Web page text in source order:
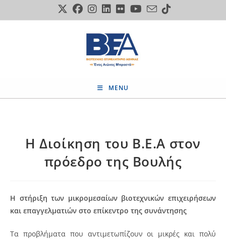
to
MENU
Η Διοίκηση του Β.Ε.Α στον
πρόεδρο της Βουλής
Η στήριξη των μικρομεσαίων βιοτεχνικών επιχειρήσεων
και επαγγελματιών στο επίκεντρο της συνάντησης
Τα προβλήματα που αντιμετωπίζουν οι μικρές και πολύ